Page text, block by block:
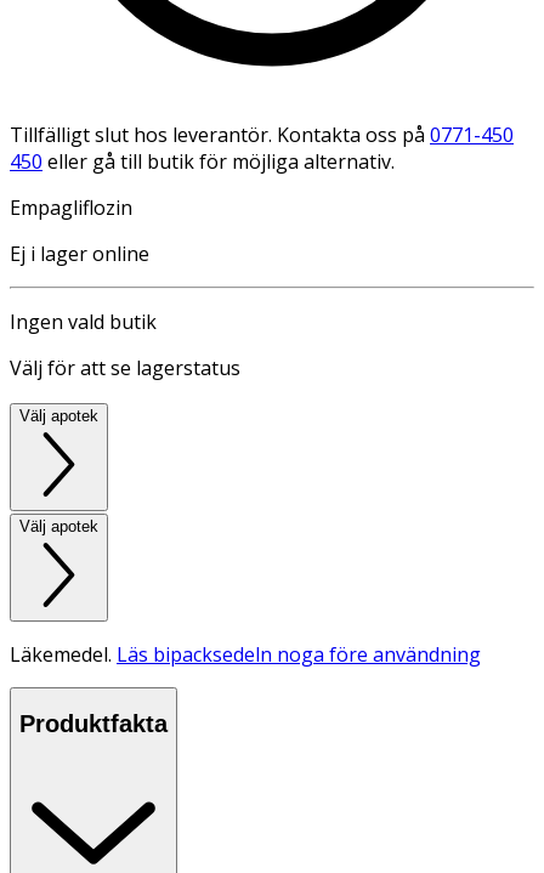
Tillfälligt slut hos leverantör. Kontakta oss på 0771-450
450 eller gå till butik för möjliga alternativ.
Empagliflozin
Ej i lager online
Ingen vald butik
Välj för att se lagerstatus
Välj apotek
Välj apotek
Läkemedel. Läs bipacksedeln noga före användning
Produktfakta